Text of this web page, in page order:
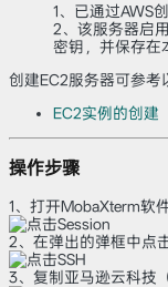
1、已通过AWS
2、该服务器启
密钥，并保存在
创建EC2服务器可参考
EC2实例的创建
操作步骤
1、打开MobaXterm软
2、在弹出的弹框中点击
3、复制亚马逊云科技